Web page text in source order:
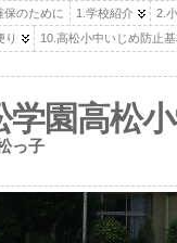
のために 1.学校紹介
2.
り
10.高松小中いじめ防止
学園高松
っ子